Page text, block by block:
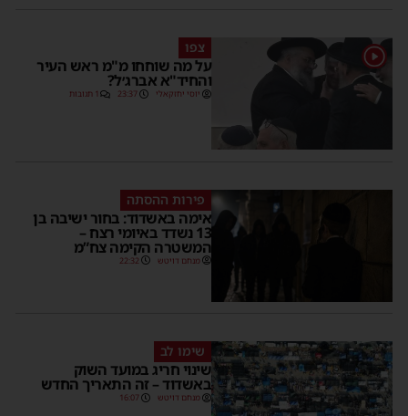
1 צפו
על מה שוחחו מ"מ ראש העיר
והחיד"א אברג׳ל?
יוסי יחזקאלי 23:37 1 תגובות
פירות ההסתה
אימה באשדוד: בחור ישיבה בן
13 נשדד באיומי רצח –
המשטרה הקימה צח”מ
מנחם דויטש 22:32
שימו לב
שינוי חריג במועד השוק
באשדוד – זה התאריך החדש
מנחם דויטש 16:07